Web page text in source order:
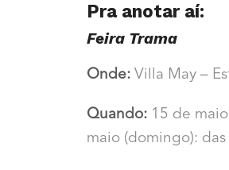
Pra anotar aí:
Feira Trama
Onde: Villa May –
Quando: 15 de
maio (domingo): das